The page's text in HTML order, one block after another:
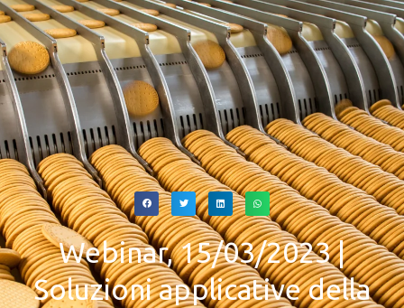
Webinar, 15/03/2023 |
Soluzioni applicative della